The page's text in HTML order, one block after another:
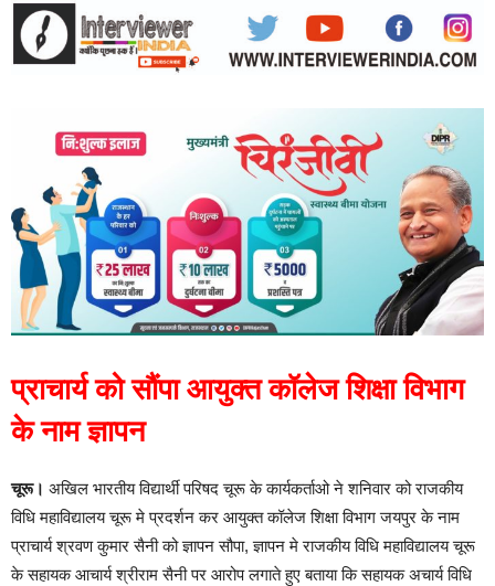
प्राचार्य को सौंपा आयुक्त कॉलेज शिक्षा विभाग
के नाम ज्ञापन
चूरू। अखिल भारतीय विद्यार्थी परिषद चूरू के कार्यकर्ताओ ने शनिवार को राजकीय
विधि महाविद्यालय चूरू मे प्रदर्शन कर आयुक्त कॉलेज शिक्षा विभाग जयपुर के नाम
प्राचार्य श्रवण कुमार सैनी को ज्ञापन सौपा, ज्ञापन मे राजकीय विधि महाविद्यालय चूरू
के सहायक आचार्य श्रीराम सैनी पर आरोप लगाते हुए बताया कि सहायक अचार्य विधि